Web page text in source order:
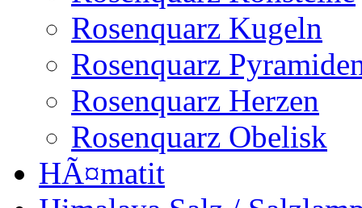
Rosenquarz Kugeln
Rosenquarz
Rosenquarz Herzen
Rosenquarz Obelisk
HÃ¤matit